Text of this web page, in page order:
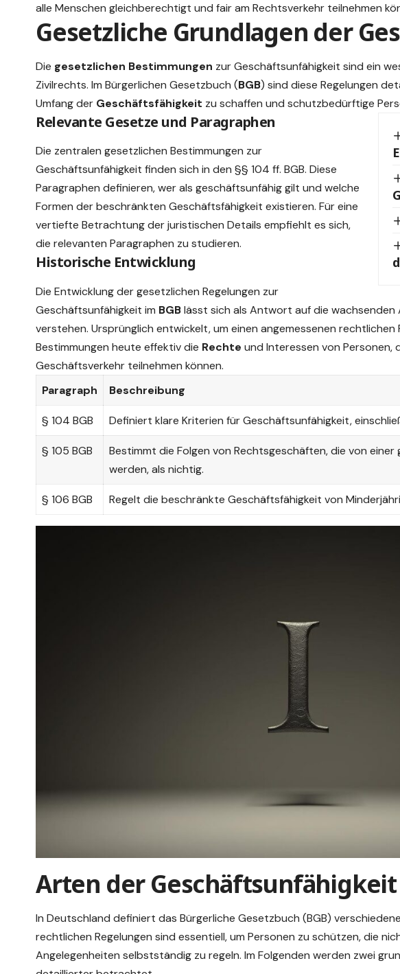
alle Menschen gleichberechtigt und fair am Rechtsverkehr teilnehmen
Gesetzliche Grundlagen der
Die gesetzlichen Bestimmungen zur Geschäftsunfähigkeit sind ein
Zivilrechts. Im Bürgerlichen Gesetzbuch (BGB) sind diese Regelungen
Umfang der Geschäftsfähigkeit zu schaffen und schutzbedürftige
Relevante Gesetze und Paragraphen
Die zentralen gesetzlichen Bestimmungen zur
Geschäftsunfähigkeit finden sich in den §§ 104 ff. BGB. Diese
Paragraphen definieren, wer als geschäftsunfähig gilt und welche
Formen der beschränkten Geschäftsfähigkeit existieren. Für eine
vertiefte Betrachtung der juristischen Details empfiehlt es sich,
die relevanten Paragraphen zu studieren.
Historische Entwicklung
Die Entwicklung der gesetzlichen Regelungen zur
Geschäftsunfähigkeit im BGBlässt sich als Antwort auf die
verstehen. Ursprünglich entwickelt, um einen angemessenen
Bestimmungen heute effektiv die Rechte und Interessen von Personen,
Geschäftsverkehr teilnehmen können.
Paragraph
Beschreibung
§ 104 BGB Definiert klare Kriterien für Geschäftsunfähigkeit,
§ 105 BGB
Bestimmt die Folgen von Rechtsgeschäften, die von
werden, als nichtig.
§ 106 BGB Regelt die beschränkte Geschäftsfähigkeit von
Arten der Geschäftsunfähigkeit
In Deutschland definiert das Bürgerliche Gesetzbuch (BGB) verschiedene
rechtlichen Regelungen sind essentiell, um Personen zu schützen, die
Angelegenheiten selbstständig zu regeln. Im Folgenden werden zwei